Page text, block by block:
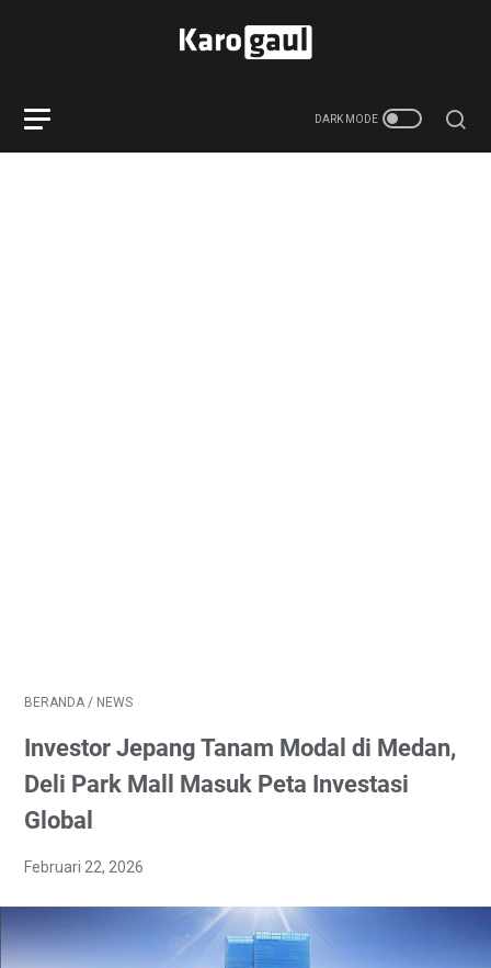
BERANDA / NEWS
Investor Jepang Tanam Modal di Medan,
Deli Park Mall Masuk Peta Investasi
Global
Februari 22, 2026